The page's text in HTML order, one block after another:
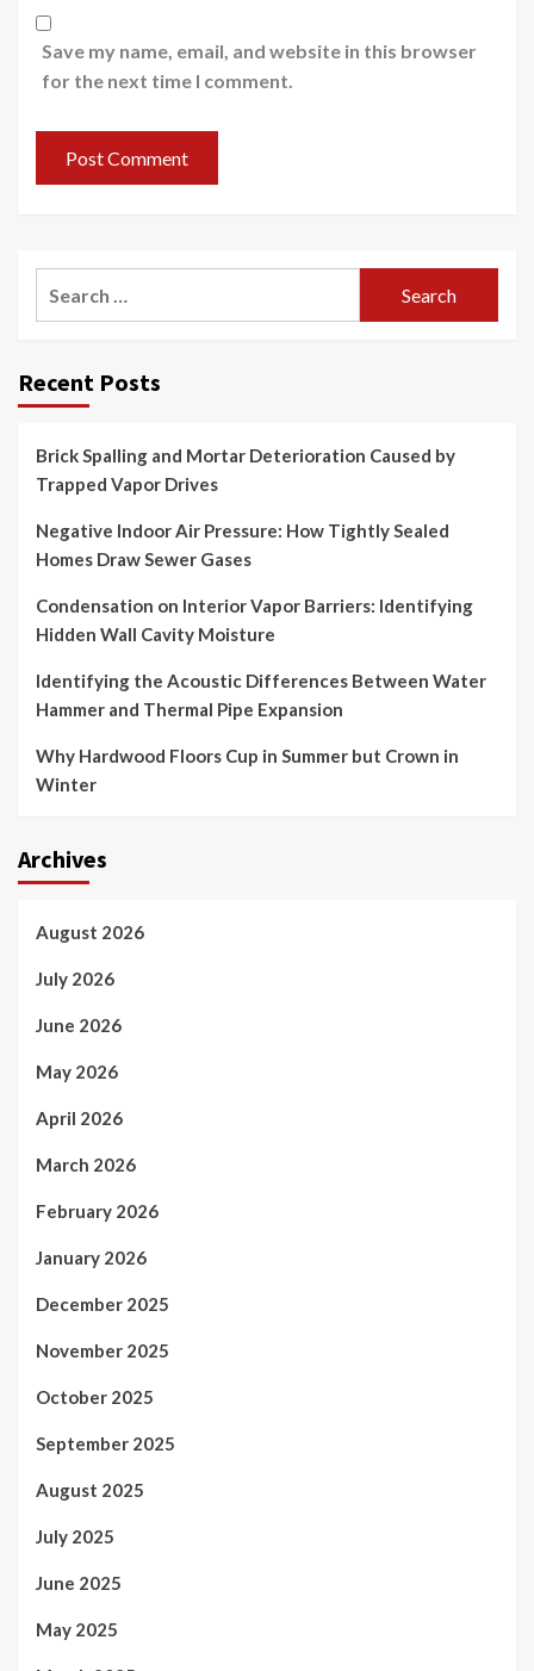
Save my name, email, and website in this browser
for the next time I comment.
Recent Posts
Brick Spalling and Mortar Deterioration Caused by
Trapped Vapor Drives
Negative Indoor Air Pressure: How Tightly Sealed
Homes Draw Sewer Gases
Condensation on Interior Vapor Barriers: Identifying
Hidden Wall Cavity Moisture
Identifying the Acoustic Differences Between Water
Hammer and Thermal Pipe Expansion
Why Hardwood Floors Cup in Summer but Crown in
Winter
Archives
August 2026
July 2026
June 2026
May 2026
April 2026
March 2026
February 2026
January 2026
December 2025
November 2025
October 2025
September 2025
August 2025
July 2025
June 2025
May 2025